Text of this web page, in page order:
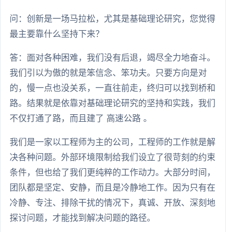
问：创新是一场马拉松，尤其是基础理论研究，您觉得
最主要靠什么坚持下来？
答：面对各种困难，我们没有后退，竭尽全力地奋斗。
我们引以为傲的就是笨信念、笨功夫。只要方向是对
的，慢一点也没关系，一直往前走，终归可以找到桥和
路。结果就是依靠对基础理论研究的坚持和实践，我们
不仅打通了路，而且建了 高速公路 。
我们是一家以工程师为主的公司，工程师的工作就是解
决各种问题。外部环境限制给我们设立了很苛刻的约束
条件，但也给了我们更纯粹的工作动力。大部分时间，
团队都是坚定、安静，而且是冷静地工作。因为只有在
冷静、专注、排除干扰的情况下，真诚、开放、深刻地
探讨问题，才能找到解决问题的路径。